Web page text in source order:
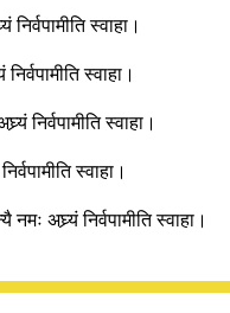
निर्वपामीति स्वाहा।
स्वाहा।
निर्वपामीति स्वाहा।
स्वाहा।
नमः अघ्र्यं निर्वपामीति स्वाहा।